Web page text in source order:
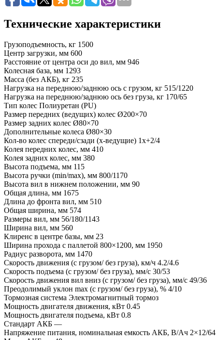
Технические характеристики
Грузоподъемность, кг 1500
Центр загрузки, мм 600
Расстояние от центра оси до вил, мм 946
Колесная база, мм 1293
Масса (без АКБ), кг 235
Нагрузка на переднюю/заднюю ось с грузом, кг 515/1220
Нагрузка на переднюю/заднюю ось без груза, кг 170/65
Тип колес Полиуретан (PU)
Размер передних (ведущих) колес Ø200×70
Размер задних колес Ø80×70
Дополнительные колеса Ø80×30
Кол-во колес спереди/сзади (х-ведущие) 1x+2/4
Колея передних колес, мм 410
Колея задних колес, мм 380
Высота подъема, мм 115
Высота ручки (min/max), мм 800/1170
Высота вил в нижнем положении, мм 90
Общая длина, мм 1675
Длина до фронта вил, мм 510
Общая ширина, мм 574
Размеры вил, мм 56/180/1143
Ширина вил, мм 560
Клиренс в центре базы, мм 23
Ширина прохода с паллетой 800×1200, мм 1950
Радиус разворота, мм 1470
Скорость движения (с грузом/ без груза), км/ч 4.2/4.6
Скорость подъема (с грузом/ без груза), мм/с 30/53
Скорость движения вил вниз (с грузом/ без груза), мм/с 49/36
Преодолимый уклон max (с грузом/ без груза), % 4/10
Тормозная система Электромагнитный тормоз
Мощность двигателя движения, кВт 0.45
Мощность двигателя подъема, кВт 0.8
Стандарт АКБ —
Напряжение питания, номинальная емкость АКБ, В/Ач 2×12/64